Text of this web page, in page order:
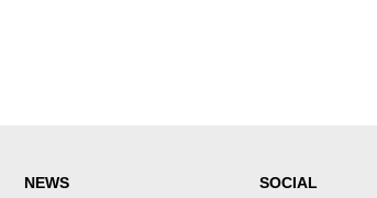
NEWS SOCIAL